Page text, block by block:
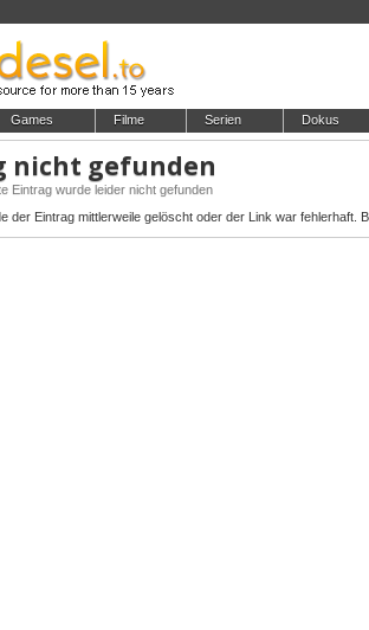
Games Filme Serien Dokus
nicht gefunden
Eintrag wurde leider nicht gefunden
der Eintrag mittlerweile gelöscht oder der Link war fehlerhaft.